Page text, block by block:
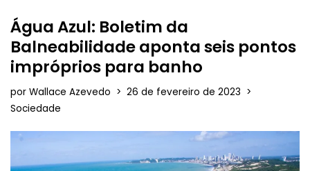
Água Azul: Boletim da
Balneabilidade aponta seis pontos
impróprios para banho
por Wallace Azevedo
26 de fevereiro de 2023
Sociedade